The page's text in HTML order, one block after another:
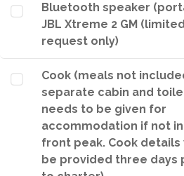
Bluetooth speaker
JBL Xtreme 2 GM
request only)
Cook (meals not
separate cabin and
needs to be given for
accommodation if not
front peak. Cook details
be provided three days